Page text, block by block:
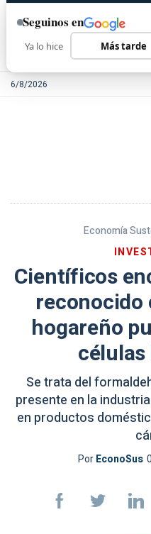
6/8/2026
Economía
Científicos
hogareño
Se trata del
presente en la
en productos
PorEconoSus
Seguinos en
Ya lo hice Más tarde